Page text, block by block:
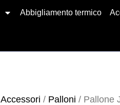
Abbigliamento termico
Accessori / Palloni / Pallone